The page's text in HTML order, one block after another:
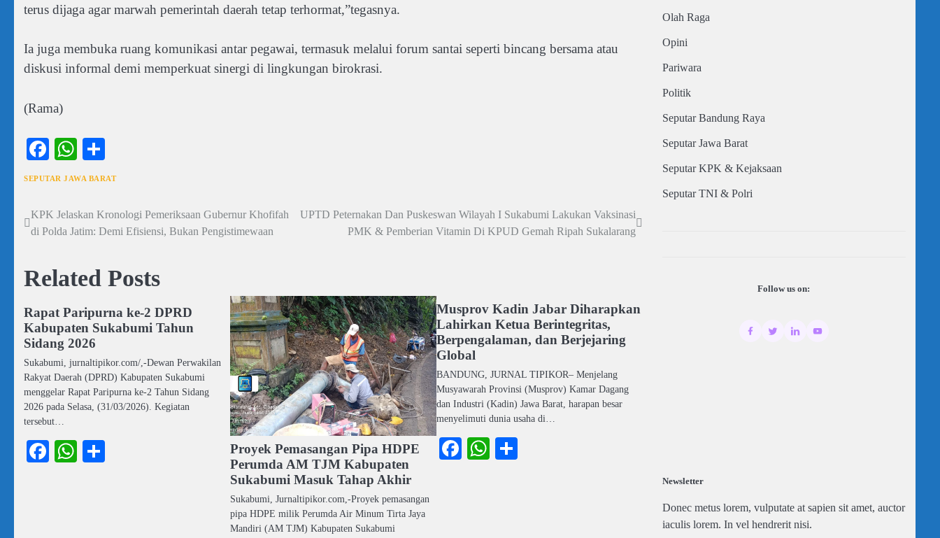
terus dijaga agar marwah pemerintah daerah tetap terhormat,”tegasnya.
Ia juga membuka ruang komunikasi antar pegawai, termasuk melalui forum santai seperti bincang bersama atau
diskusi informal demi memperkuat sinergi di lingkungan birokrasi.
(Rama)
Facebook
WhatsApp
SEPUTAR JAWA BARAT
Navigasi
KPK Jelaskan Kronologi Pemeriksaan Gubernur Khofifah
di Polda Jatim: Demi Efisiensi, Bukan Pengistimewaan
UPTD Peternakan Dan Puskeswan Wilayah I Sukabumi Lakukan Vaksinasi
PMK & Pemberian Vitamin Di KPUD Gemah Ripah Sukalarang
Related Posts
Rapat Paripurna ke-2 DPRD
Kabupaten Sukabumi Tahun
Sidang 2026
Sukabumi, jurnaltipikor.com/,-Dewan Perwakilan
Rakyat Daerah (DPRD) Kabupaten Sukabumi
menggelar Rapat Paripurna ke-2 Tahun Sidang
2026 pada Selasa, (31/03/2026). Kegiatan
tersebut…
Facebook
WhatsApp
Proyek Pemasangan Pipa HDPE
Perumda AM TJM Kabupaten
Sukabumi Masuk Tahap Akhir
Sukabumi, Jurnaltipikor.com,-Proyek pemasangan
pipa HDPE milik Perumda Air Minum Tirta Jaya
Mandiri (AM TJM) Kabupaten Sukabumi
Musprov Kadin Jabar Diharapkan
Lahirkan Ketua Berintegritas,
Berpengalaman, dan Berjejaring
Global
BANDUNG, JURNAL TIPIKOR– Menjelang
Musyawarah Provinsi (Musprov) Kamar Dagang
dan Industri (Kadin) Jawa Barat, harapan besar
menyelimuti dunia usaha di…
Facebook
WhatsApp
Olah Raga
Opini
Pariwara
Politik
Seputar Bandung Raya
Seputar Jawa Barat
Seputar KPK & Kejaksaan
Seputar TNI & Polri
Follow us on:
Newsletter
Donec metus lorem, vulputate at sapien sit amet, auctor
iaculis lorem. In vel hendrerit nisi.